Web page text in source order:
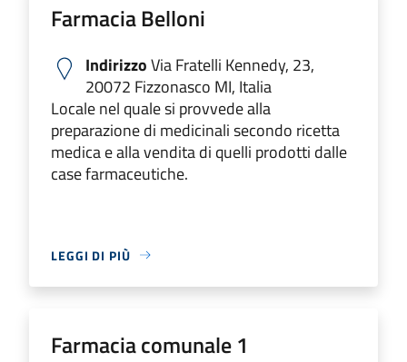
Farmacia Belloni
IndirizzoVia Fratelli Kennedy, 23,
20072 Fizzonasco MI, Italia
Locale nel quale si provvede alla
preparazione di medicinali secondo ricetta
medica e alla vendita di quelli prodotti dalle
case farmaceutiche.
LEGGI DI PIÙ
Farmacia comunale 1